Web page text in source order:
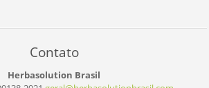
Contato
Herbasolution Brasil